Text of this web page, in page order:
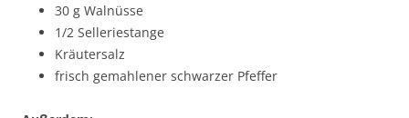
30 g Walnüsse
1/2 Selleriestange
Kräutersalz
frisch gemahlener schwarzer Pfeffer